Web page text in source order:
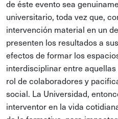
de éste evento sea
universitario, toda vez que,
intervención material en un
presenten los resultados a
efectos de formar los
interdisciplinar entre
rol de colaboradores y
social. La Universidad,
interventor en la vida